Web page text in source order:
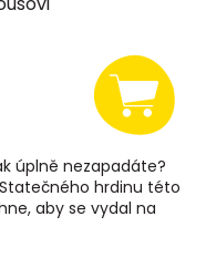
úplně nezapadáte?
hrdinu této
aby se vydal na